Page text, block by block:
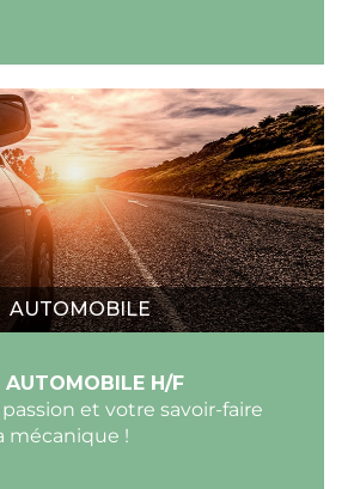
AUTOMOBILE
AUTOMOBILE H/F
et votre savoir-faire
mécanique !